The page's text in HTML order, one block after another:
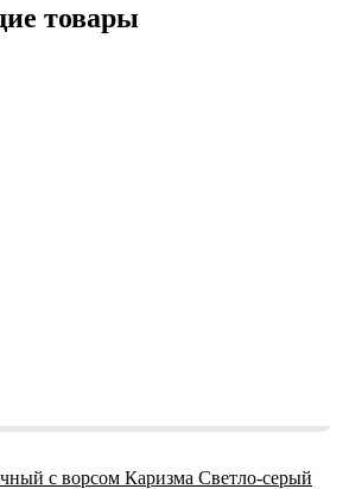
товары
с ворсом Каризма Светло-серый